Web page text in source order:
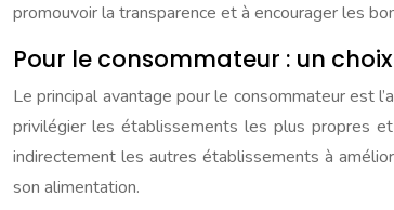
promouvoir la transparence et à encourager les
Pour le consommateur : un
Le principal avantage pour le consommateur est
privilégier les établissements les plus propres
indirectement les autres établissements à
son alimentation.